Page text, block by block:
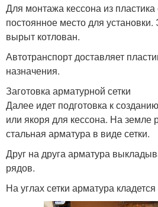
Для монтажа кессона из пластика
постоянное место для установки.
вырыт котлован.
Автотранспорт доставляет
назначения.
Заготовка арматурной сетки
Далее идет подготовка к
или якоря для кессона. На земле
стальная арматура в виде сетки.
Друг на друга арматура
рядов.
На углах сетки арматура